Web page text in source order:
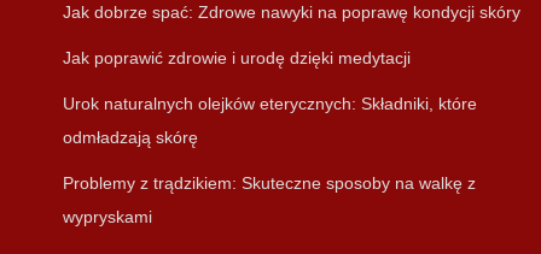
Jak dobrze spać: Zdrowe nawyki na poprawę kondycji skóry
Jak poprawić zdrowie i urodę dzięki medytacji
Urok naturalnych olejków eterycznych: Składniki, które
odmładzają skórę
Problemy z trądzikiem: Skuteczne sposoby na walkę z
wypryskami